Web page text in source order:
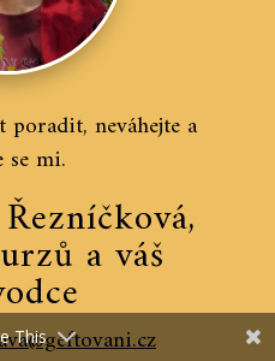
neváhejte a
se mi.
a váš
This